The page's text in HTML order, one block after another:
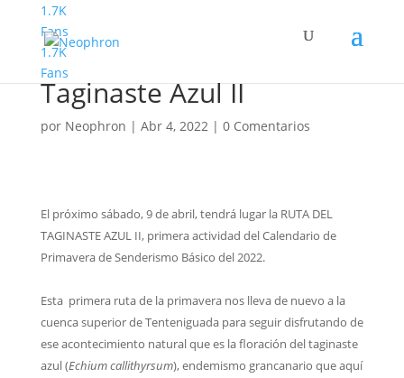
1.7K
Fans
1.7K
Fans
Senderismo Básico
Taginaste Azul II
por Neophron | Abr 4, 2022| 0 Comentarios
El próximo sábado, 9 de abril, tendrá lugar la RUTA DEL
TAGINASTE AZUL II, primera actividad del Calendario de
Primavera de Senderismo Básico del 2022.
Esta primera ruta de la primavera nos lleva de nuevo a la
cuenca superior de Tenteniguada para seguir disfrutando de
ese acontecimiento natural que es la floración del taginaste
azul (Echium callithyrsum), endemismo grancanario que aquí